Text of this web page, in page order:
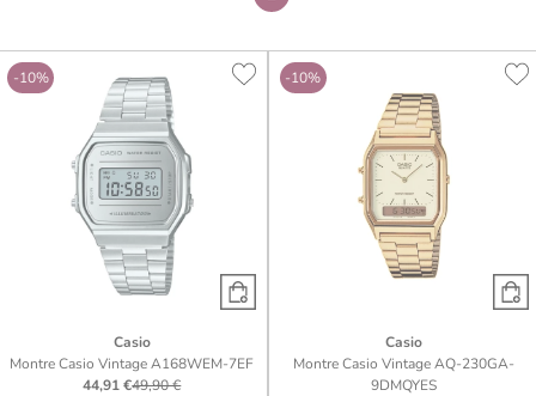
-10%
Casio
Montre Casio Vintage A168WEM-7EF
44,91 €49,90 €
-10%
Casio
Montre Casio Vintage AQ-230GA-
9DMQYES